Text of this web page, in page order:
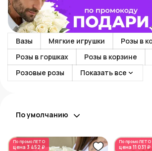
Вазы Мягкие игрушки
Розы в
Розы в горшках
Розы в корзине
Розовые розы
Показать все
По умолчанию
По промоЛЕТО
цена 3 452 ₽
По промоЛЕТО
цена 11 031 ₽